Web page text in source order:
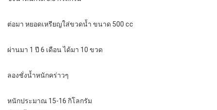
ต่อมา หยอดเหรียญใส่ขวดน้ำ ขนาด 500 cc
ผ่านมา 1 ปี 6 เดือน ได้มา 10 ขวด
ลองชั่งน้ำหนักคร่าวๆ
หนักประมาณ 15-16 กิโลกรัม